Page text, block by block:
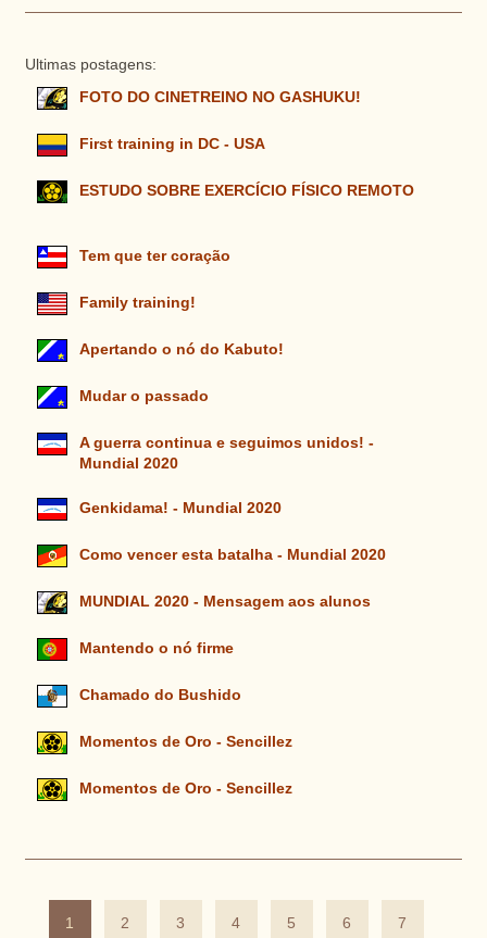
Ultimas postagens:
FOTO DO CINETREINO NO GASHUKU!
First training in DC - USA
ESTUDO SOBRE EXERCÍCIO FÍSICO REMOTO
Tem que ter coração
Family training!
Apertando o nó do Kabuto!
Mudar o passado
A guerra continua e seguimos unidos! -
Mundial 2020
Genkidama! - Mundial 2020
Como vencer esta batalha - Mundial 2020
MUNDIAL 2020 - Mensagem aos alunos
Mantendo o nó firme
Chamado do Bushido
Momentos de Oro - Sencillez
Momentos de Oro - Sencillez
1 2 3 4 5 6 7